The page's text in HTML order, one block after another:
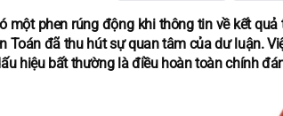
phen rúng động khi thông tin về kết
Toán đã thu hút sự quan tâm của dư luận.
hiệu bất thường là điều hoàn toàn chính